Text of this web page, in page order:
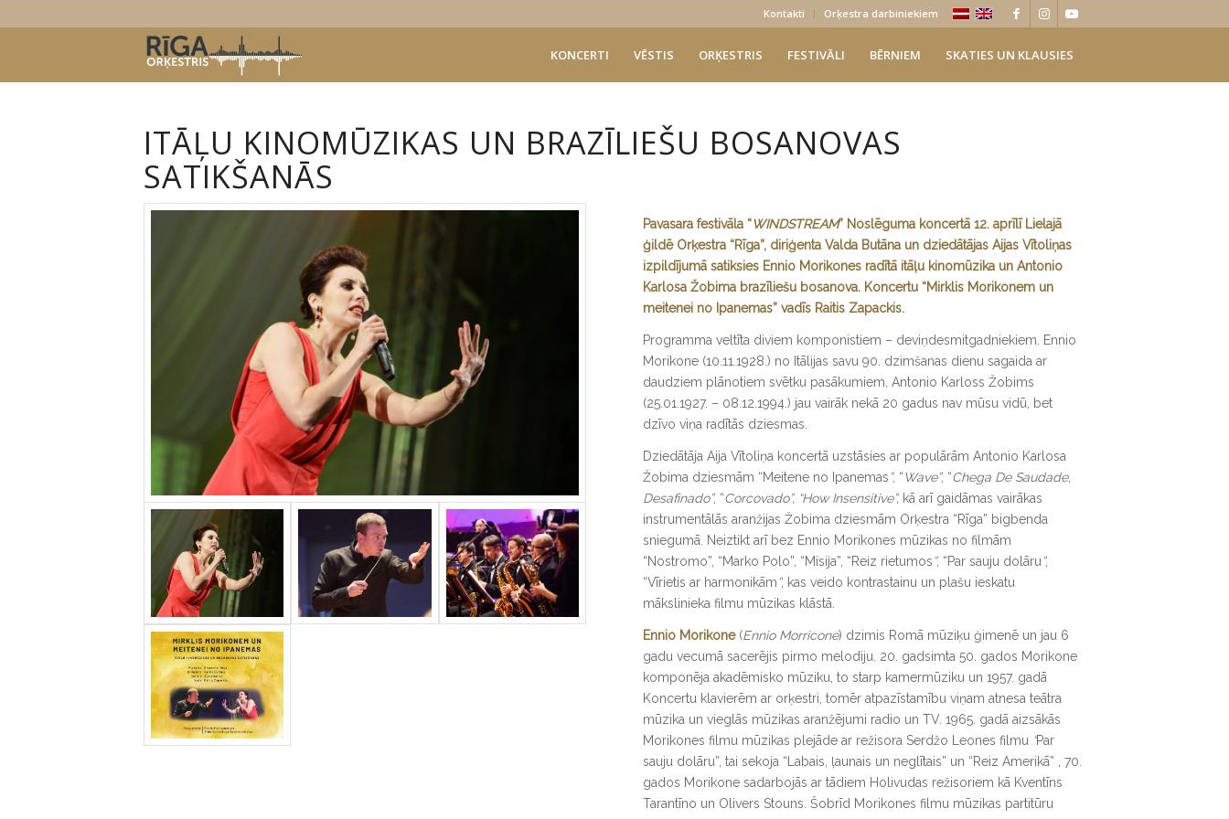
Kontakti Orķestra darbiniekiem
KONCERTI VĒSTIS ORĶESTRIS FESTIVĀLI BĒRNIEM SKATIES UN KLAUSIES
ITĀĻU KINOMŪZIKAS UN BRAZĪLIEŠU BOSANOVAS
SATIKŠANĀS
Pavasara festivāla “WINDSTREAM” Noslēguma koncertā 12. aprīlī Lielajā
ģildē Orķestra “Rīga”, diriģenta Valda Butāna un dziedātājas Aijas Vītoliņas
izpildījumā satiksies Ennio Morikones radītā itāļu kinomūzika un Antonio
Karlosa Žobima brazīliešu bosanova. Koncertu “Mirklis Morikonem un
meitenei no Ipanemas” vadīs Raitis Zapackis.
Programma veltīta diviem komponistiem – deviņdesmitgadniekiem. Ennio
Morikone (10.11.1928.) no Itālijas savu 90. dzimšanas dienu sagaida ar
daudziem plānotiem svētku pasākumiem, Antonio Karloss Žobims
(25.01.1927. – 08.12.1994.) jau vairāk nekā 20 gadus nav mūsu vidū, bet
dzīvo viņa radītās dziesmas.
Dziedātāja Aija Vītoliņa koncertā uzstāsies ar populārām Antonio Karlosa
Žobima dziesmām “Meitene no Ipanemas ”, “Wave”, “Chega De Saudade,
Desafinado”, “Corcovado”, “How Insensitive”, kā arī gaidāmas vairākas
instrumentālās aranžijas Žobima dziesmām Orķestra “Rīga” bigbenda
sniegumā. Neiztikt arī bez Ennio Morikones mūzikas no filmām
“Nostromo”, “Marko Polo”, “Misija”, “Reiz rietumos ”, “Par sauju dolāru ”,
“Vīrietis ar harmonikām ”, kas veido kontrastainu un plašu ieskatu
mākslinieka filmu mūzikas klāstā.
Ennio Morikone(Ennio Morricone) dzimis Romā mūziķu ģimenē un jau 6
gadu vecumā sacerējis pirmo melodiju. 20. gadsimta 50. gados Morikone
komponēja akadēmisko mūziku, to starp kamermūziku un 1957. gadā
Koncertu klavierēm ar orķestri, tomēr atpazīstamību viņam atnesa teātra
mūzika un vieglās mūzikas aranžējumi radio un TV. 1965. gadā aizsākās
Morikones filmu mūzikas plejāde ar režisora Serdžo Leones filmu “Par
sauju dolāru”, tai sekoja “Labais, ļaunais un neglītais” un “Reiz Amerikā” , 70.
gados Morikone sadarbojās ar tādiem Holivudas režisoriem kā Kventīns
Tarantīno un Olivers Stouns. Šobrīd Morikones filmu mūzikas partitūru